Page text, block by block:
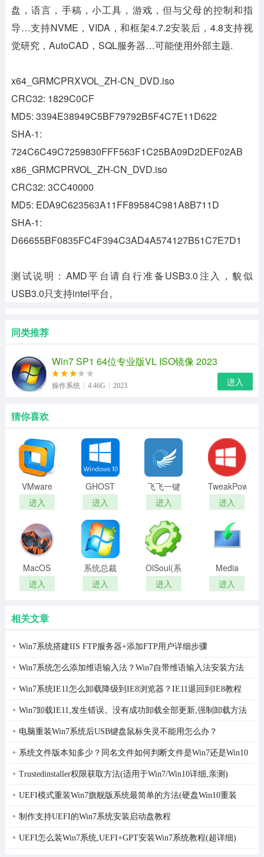
盘，语言，手稿，小工具，游戏，但与父母的控制和指
导…支持NVME，VIDA，和框架4.7.2安装后，4.8支持视
觉研究，AutoCAD，SQL服务器…可能使用外部主题.
x64_GRMCPRXVOL_ZH-CN_DVD.iso
CRC32: 1829C0CF
MD5: 3394E38949C5BF79792B5F4C7E11D622
SHA-1:
724C6C49C7259830FFF563F1C25BA09D2DEF02AB
x86_GRMCPRVOL_ZH-CN_DVD.iso
CRC32: 3CC40000
MD5: EDA9C623563A11FF89584C981A8B711D
SHA-1:
D66655BF0835FC4F394C3AD4A574127B51C7E7D1
测试说明：AMD平台请自行准备USB3.0注入，貌似
USB3.0只支持intel平台。
同类推荐
Win7 SP1 64位专业版VL ISO镜像 2023
操作系统 4.46G 2023 进入
猜你喜欢
VMware
Tools
进入
GHOST
Win10专
业版64位
(永久激
活)
进入
飞飞一键
重装系统
进入
TweakPower(
统性能优
化软件)
进入
MacOS
High
Sierra
苹果虚拟
进入
系统总裁
ZS母盘
V15
进入
OlSoul(系
统调校程
序)
进入
Media
Creation
Tool
进入
相关文章
Win7系统搭建IIS FTP服务器+添加FTP用户详细步骤
Win7系统怎么添加维语输入法？Win7自带维语输入法安装方法
Win7系统IE11怎么卸载降级到IE8浏览器？IE11退回到IE8教程
Win7卸载IE11,发生错误。没有成功卸载全部更新,强制卸载方法
电脑重装Win7系统后USB键盘鼠标失灵不能用怎么办？
系统文件版本知多少？同名文件如何判断文件是Win7还是Win10
的？
Trustedinstaller权限获取方法(适用于Win7/Win10详细,亲测)
UEFI模式重装Win7旗舰版系统最简单的方法(硬盘Win10重装
Win7)
制作支持UEFI的Win7系统安装启动盘教程
UEFI怎么装Win7系统,UEFI+GPT安装Win7系统教程(超详细)